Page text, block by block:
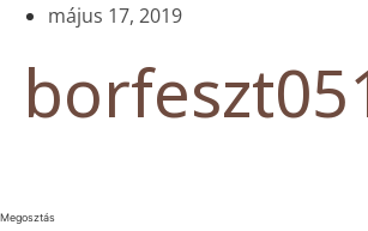
május 17, 2019
Megosztás